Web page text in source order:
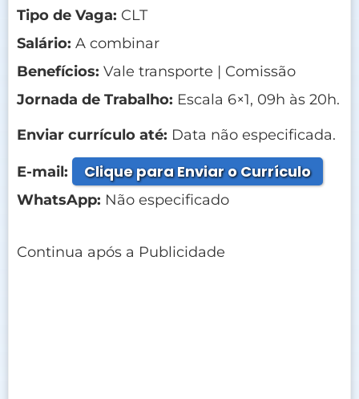
Tipo de Vaga: CLT
Salário: A combinar
Benefícios: Vale transporte | Comissão
Jornada de Trabalho: Escala 6×1, 09h às 20h.
Enviar currículo até: Data não especificada.
E-mail: Clique para Enviar o Currículo
WhatsApp: Não especificado
Continua após a Publicidade